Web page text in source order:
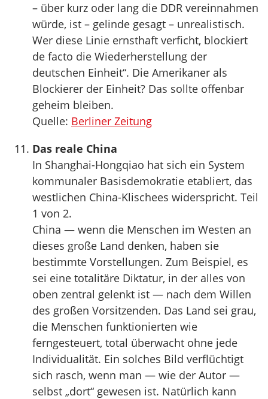
– über kurz oder lang die DDR vereinnahmen
würde, ist – gelinde gesagt – unrealistisch.
Wer diese Linie ernsthaft verficht, blockiert
de facto die Wiederherstellung der
deutschen Einheit“. Die Amerikaner als
Blockierer der Einheit? Das sollte offenbar
geheim bleiben.
Quelle: Berliner Zeitung
Das reale China
In Shanghai-Hongqiao hat sich ein System
kommunaler Basisdemokratie etabliert, das
westlichen China-Klischees widerspricht. Teil
1 von 2.
China — wenn die Menschen im Westen an
dieses große Land denken, haben sie
bestimmte Vorstellungen. Zum Beispiel, es
sei eine totalitäre Diktatur, in der alles von
oben zentral gelenkt ist — nach dem Willen
des großen Vorsitzenden. Das Land sei grau,
die Menschen funktionierten wie
ferngesteuert, total überwacht ohne jede
Individualität. Ein solches Bild verflüchtigt
sich rasch, wenn man — wie der Autor —
selbst „dort“ gewesen ist. Natürlich kann